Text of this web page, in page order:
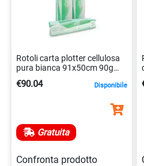
Rotoli carta plotter cellulosa
pura bianca 91x50cm 90g
€90.04 Disponibile
Gratuita
Confronta prodotto